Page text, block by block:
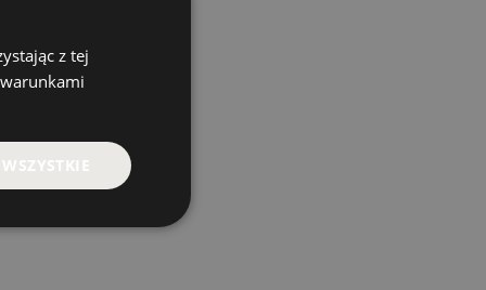
z tej